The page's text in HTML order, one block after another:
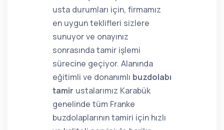
usta durumları için, firmamız
en uygun teklifleri sizlere
sunuyor ve onayınız
sonrasında tamir işlemi
sürecine geçiyor. Alanında
eğitimli ve donanımlı buzdolabı
tamir ustalarımız Karabük
genelinde tüm Franke
buzdolaplarının tamiri için hızlı